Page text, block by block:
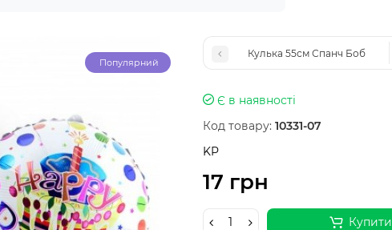
Популярний
Кулька 55см Спанч Боб
Є в наявності
Код товару: 10331-07
KP
17 грн
Купити